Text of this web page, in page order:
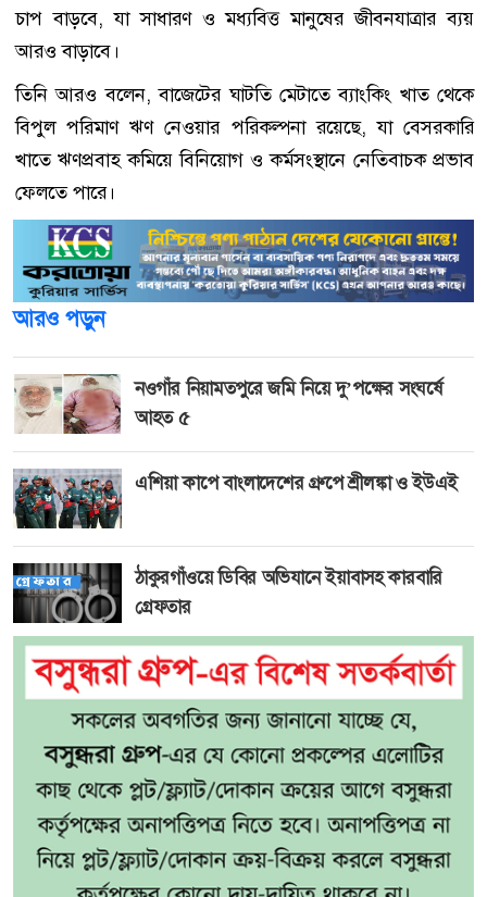
চাপ বাড়বে, যা সাধারণ ও মধ্যবিত্ত মানুষের জীবনযাত্রার ব্যয়
আরও বাড়াবে।
তিনি আরও বলেন, বাজেটের ঘাটতি মেটাতে ব্যাংকিং খাত থেকে
বিপুল পরিমাণ ঋণ নেওয়ার পরিকল্পনা রয়েছে, যা বেসরকারি
খাতে ঋণপ্রবাহ কমিয়ে বিনিয়োগ ও কর্মসংস্থানে নেতিবাচক প্রভাব
ফেলতে পারে।
আরও পড়ুন
নওগাঁর নিয়ামতপুরে জমি নিয়ে দু’পক্ষের সংঘর্ষে
আহত ৫
এশিয়া কাপে বাংলাদেশের গ্রুপে শ্রীলঙ্কা ও ইউএই
ঠাকুরগাঁওয়ে ডিবির অভিযানে ইয়াবাসহ কারবারি
গ্রেফতার